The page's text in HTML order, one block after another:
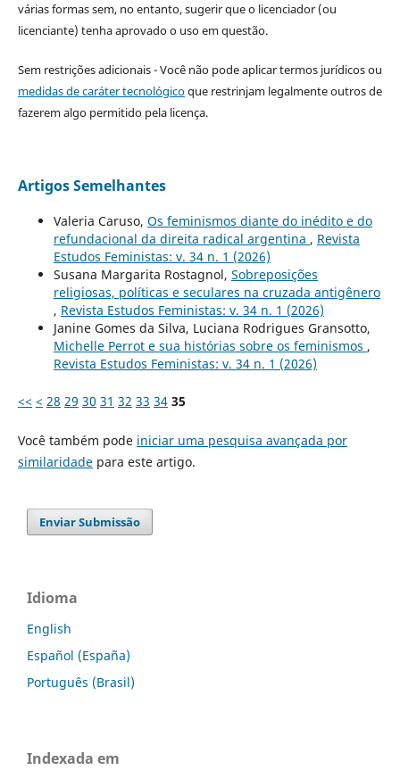
várias formas sem, no entanto, sugerir que o licenciador (ou
licenciante) tenha aprovado o uso em questão.
Sem restrições adicionais - Você não pode aplicar termos jurídicos ou
medidas de caráter tecnológicoque restrinjam legalmente outros de
fazerem algo permitido pela licença.
Artigos Semelhantes
Valeria Caruso, Os feminismos diante do inédito e do
refundacional da direita radical argentina , Revista
Estudos Feministas: v. 34 n. 1 (2026)
Susana Margarita Rostagnol, Sobreposições
religiosas, políticas e seculares na cruzada antigênero
, Revista Estudos Feministas: v. 34 n. 1 (2026)
Janine Gomes da Silva, Luciana Rodrigues Gransotto,
Michelle Perrot e sua histórias sobre os feminismos ,
Revista Estudos Feministas: v. 34 n. 1 (2026)
<< < 28 29 30 31 32 33 34 35
Você também pode iniciar uma pesquisa avançada por
similaridadepara este artigo.
Enviar Submissão
Idioma
English
Español (España)
Português (Brasil)
Indexada em